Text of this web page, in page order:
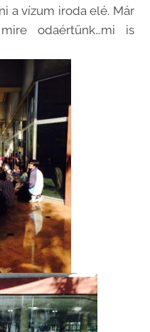
a vízum iroda elé. Már
odaértünk…mi is